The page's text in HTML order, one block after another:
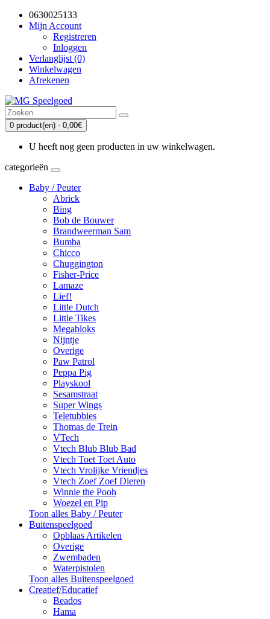
0630025133
Mijn Account
Registreren
Inloggen
Verlanglijst (0)
Winkelwagen
Afrekenen
0 product(en) - 0,00€
U heeft nog geen producten in uw winkelwagen.
categorieën
Baby / Peuter
Abrick
Bing
Bob de Bouwer
Brandweerman Sam
Bumba
Chicco
Chuggington
Fisher-Price
Lamaze
Lief!
Little Dutch
Little Tikes
Megabloks
Nijntje
Overige
Paw Patrol
Peppa Pig
Playskool
Sesamstraat
Super Wings
Teletubbies
Thomas de Trein
VTech
Vtech Blub Blub Bad
Vtech Toet Toet Auto
Vtech Vrolijke Vriendjes
Vtech Zoef Zoef Dieren
Winnie the Pooh
Woezel en Pip
Toon alles Baby / Peuter
Buitenspeelgoed
Opblaas Artikelen
Overige
Zwembaden
Waterpistolen
Toon alles Buitenspeelgoed
Creatief/Educatief
Beados
Hama